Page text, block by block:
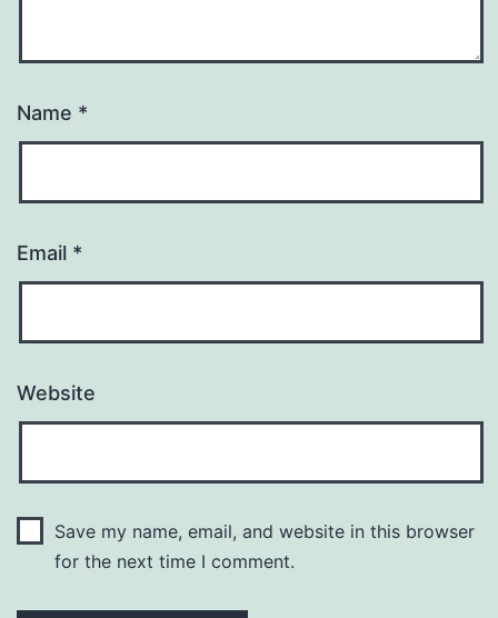
Name *
Email *
Website
Save my name, email, and website in this browser
for the next time I comment.